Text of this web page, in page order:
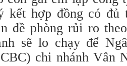
kết hợp đồng có đủ
đề phòng rủi ro
sẽ lo chạy để
chi nhánh Vân